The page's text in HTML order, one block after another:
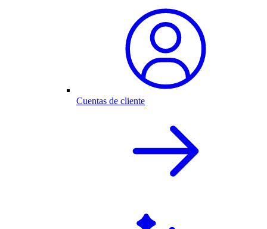
Cuentas de cliente